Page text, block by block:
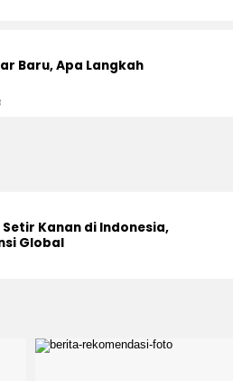
Baru, Apa Langkah
Setir Kanan di Indonesia,
Global